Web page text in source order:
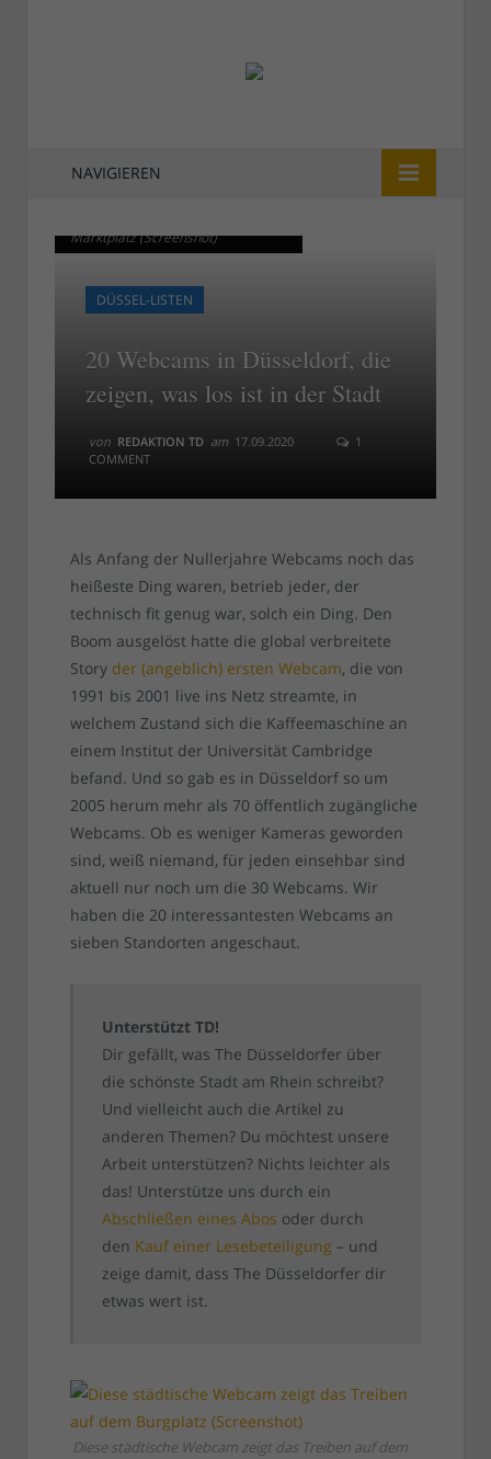
NAVIGIEREN
Marktplatz (Screenshot)
DÜSSEL-LISTEN
20 Webcams in Düsseldorf, die
zeigen, was los ist in der Stadt
von REDAKTION TD am 17.09.2020
1
COMMENT
Marktplatz (Screenshot)
Als Anfang der Nullerjahre Webcams noch das
heißeste Ding waren, betrieb jeder, der
technisch fit genug war, solch ein Ding. Den
Boom ausgelöst hatte die global verbreitete
Story der (angeblich) ersten Webcam, die von
1991 bis 2001 live ins Netz streamte, in
welchem Zustand sich die Kaffeemaschine an
einem Institut der Universität Cambridge
befand. Und so gab es in Düsseldorf so um
2005 herum mehr als 70 öffentlich zugängliche
Webcams. Ob es weniger Kameras geworden
sind, weiß niemand, für jeden einsehbar sind
aktuell nur noch um die 30 Webcams. Wir
haben die 20 interessantesten Webcams an
sieben Standorten angeschaut.
Unterstützt TD!
Dir gefällt, was The Düsseldorfer über
die schönste Stadt am Rhein schreibt?
Und vielleicht auch die Artikel zu
anderen Themen? Du möchtest unsere
Arbeit unterstützen? Nichts leichter als
das! Unterstütze uns durch ein
Abschließen eines Abos oder durch
den Kauf einer Lesebeteiligung – und
zeige damit, dass The Düsseldorfer dir
etwas wert ist.
Diese städtische Webcam zeigt das Treiben auf dem